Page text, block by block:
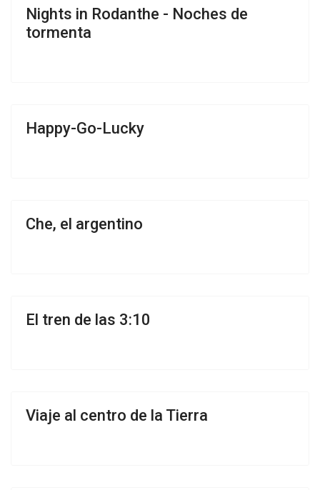
Nights in Rodanthe - Noches de
tormenta
Happy-Go-Lucky
Che, el argentino
El tren de las 3:10
Viaje al centro de la Tierra